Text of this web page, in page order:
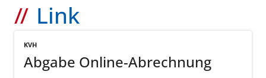
Link
KVH
Abgabe Online-Abrechnung